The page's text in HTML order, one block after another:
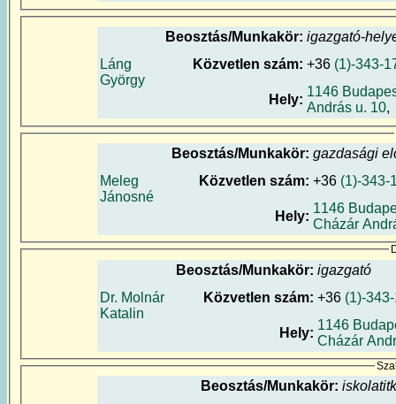
Láng
György
Beosztás/Munkakör: igazgató-
Közvetlen szám: +36 (1)-343-
Hely:
1146
András u. 10,
Meleg
Jánosné
Beosztás/Munkakör: gazdasági
Közvetlen szám: +36 (1)-343-
Hely:
1146
Cházár
Dr. Molnár
Katalin
Beosztás/Munkakör: igazgató
Közvetlen szám: +36 (1)-
Hely:
1146
Cházár
Beosztás/Munkakör: